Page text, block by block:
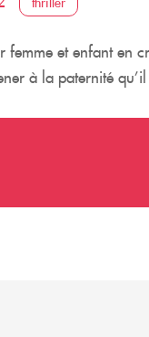
et enfant en
à la paternité